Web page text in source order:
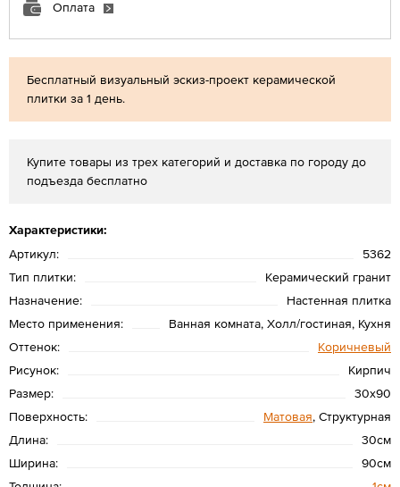
Бесплатный визуальный эскиз-проект керамической
плитки за 1 день.
Купите товары из трех категорий и доставка по городу до
подъезда бесплатно
Характеристики:
Артикул:
5362
Тип плитки:
Керамический гранит
Назначение:
Настенная плитка
Место применения:
Ванная комната, Холл/гостиная, Кухня
Оттенок:
Коричневый
Рисунок:
Кирпич
Размер:
30х90
Поверхность:
Матовая, Структурная
Длина:
30см
Ширина:
90см
Оплата